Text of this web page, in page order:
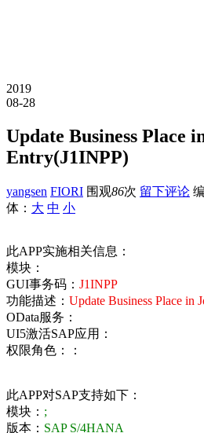
2019
08-28
Update Business Place
Entry(J1INPP)
yangsen FIORI 围观86次 留下评论
体： 大 中 小
此APP实施相关信息：
模块：
GUI事务码： J1INPP
功能描述： Update Business Place in
OData服务：
UI5激活SAP应用：
权限角色：：
此APP对SAP支持如下：
模块： ;
版本： SAP S/4HANA